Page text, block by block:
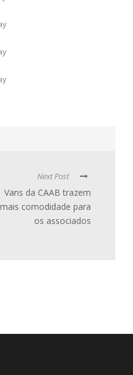
Next Post
Vans da CAAB trazem
mais comodidade para
os associados